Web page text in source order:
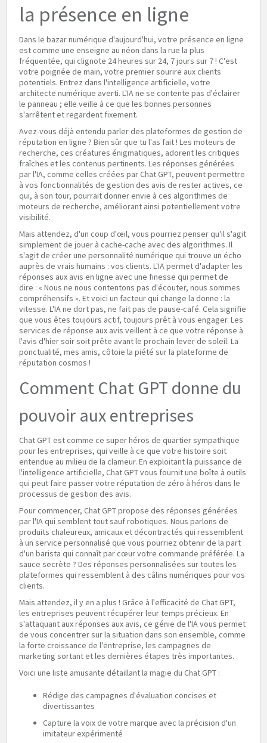
la présence en ligne
Dans le bazar numérique d'aujourd'hui, votre présence en ligne
est comme une enseigne au néon dans la rue la plus
fréquentée, qui clignote 24 heures sur 24, 7 jours sur 7 ! C'est
votre poignée de main, votre premier sourire aux clients
potentiels. Entrez dans l'intelligence artificielle, votre
architecte numérique averti. L'IA ne se contente pas d'éclairer
le panneau ; elle veille à ce que les bonnes personnes
s'arrêtent et regardent fixement.
Avez-vous déjà entendu parler des plateformes de gestion de
réputation en ligne ? Bien sûr que tu l'as fait ! Les moteurs de
recherche, ces créatures énigmatiques, adorent les critiques
fraîches et les contenus pertinents. Les réponses générées
par l'IA, comme celles créées par Chat GPT, peuvent permettre
à vos fonctionnalités de gestion des avis de rester actives, ce
qui, à son tour, pourrait donner envie à ces algorithmes de
moteurs de recherche, améliorant ainsi potentiellement votre
visibilité.
Mais attendez, d'un coup d'œil, vous pourriez penser qu'il s'agit
simplement de jouer à cache-cache avec des algorithmes. Il
s'agit de créer une personnalité numérique qui trouve un écho
auprès de vrais humains : vos clients. L'IA permet d'adapter les
réponses aux avis en ligne avec une finesse qui permet de
dire : « Nous ne nous contentons pas d'écouter, nous sommes
compréhensifs ». Et voici un facteur qui change la donne : la
vitesse. L'IA ne dort pas, ne fait pas de pause-café. Cela signifie
que vous êtes toujours actif, toujours prêt à vous engager. Les
services de réponse aux avis veillent à ce que votre réponse à
l'avis d'hier soir soit prête avant le prochain lever de soleil. La
ponctualité, mes amis, côtoie la piété sur la plateforme de
réputation cosmos !
Comment Chat GPT donne du
pouvoir aux entreprises
Chat GPT est comme ce super héros de quartier sympathique
pour les entreprises, qui veille à ce que votre histoire soit
entendue au milieu de la clameur. En exploitant la puissance de
l'intelligence artificielle, Chat GPT vous fournit une boîte à outils
qui peut faire passer votre réputation de zéro à héros dans le
processus de gestion des avis.
Pour commencer, Chat GPT propose des réponses générées
par l'IA qui semblent tout sauf robotiques. Nous parlons de
produits chaleureux, amicaux et décontractés qui ressemblent
à un service personnalisé que vous pourriez obtenir de la part
d'un barista qui connaît par cœur votre commande préférée. La
sauce secrète ? Des réponses personnalisées sur toutes les
plateformes qui ressemblent à des câlins numériques pour vos
clients.
Mais attendez, il y en a plus ! Grâce à l'efficacité de Chat GPT,
les entreprises peuvent récupérer leur temps précieux. En
s'attaquant aux réponses aux avis, ce génie de l'IA vous permet
de vous concentrer sur la situation dans son ensemble, comme
la forte croissance de l'entreprise, les campagnes de
marketing sortant et les dernières étapes très importantes.
Voici une liste amusante détaillant la magie du Chat GPT :
Rédige des campagnes d'évaluation concises et
divertissantes
Capture la voix de votre marque avec la précision d'un
imitateur expérimenté